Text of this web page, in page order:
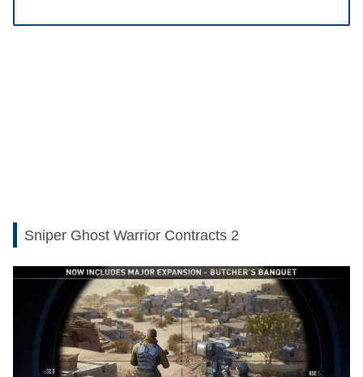
Sniper Ghost Warrior Contracts 2